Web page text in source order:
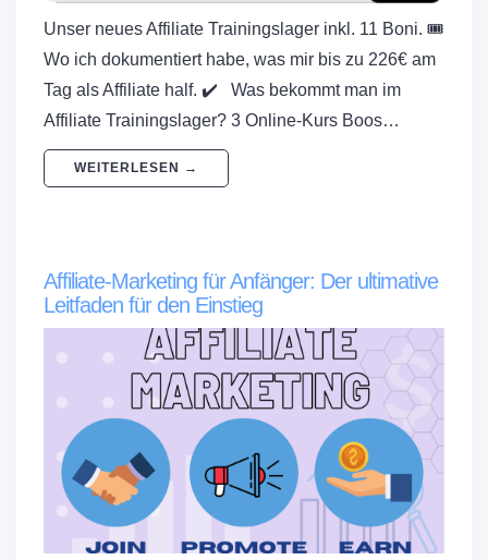
Unser neues Affiliate Trainingslager inkl. 11 Boni. 🎟️
Wo ich dokumentiert habe, was mir bis zu 226€ am
Tag als Affiliate half. ✔️ Was bekommt man im
Affiliate Trainingslager? 3 Online-Kurs Boos…
WEITERLESEN →
Affiliate-Marketing für Anfänger: Der ultimative
Leitfaden für den Einstieg